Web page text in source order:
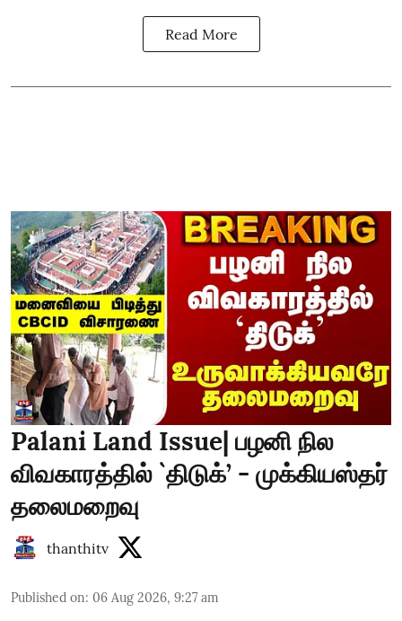
Read More
Palani Land Issue| பழனி நில
விவகாரத்தில் `திடுக்’ - முக்கியஸ்தர்
தலைமறைவு
thanthitv
Published on: 06 Aug 2026, 9:27 am